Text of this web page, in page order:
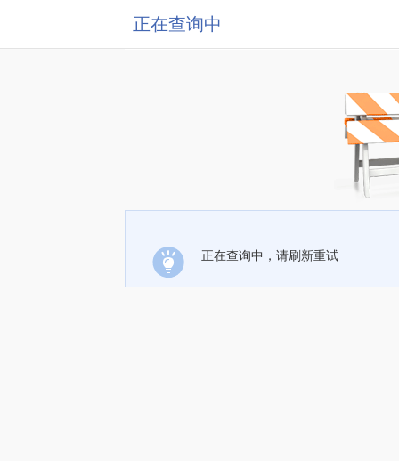
正在查询中
正在查询中，请刷新重试